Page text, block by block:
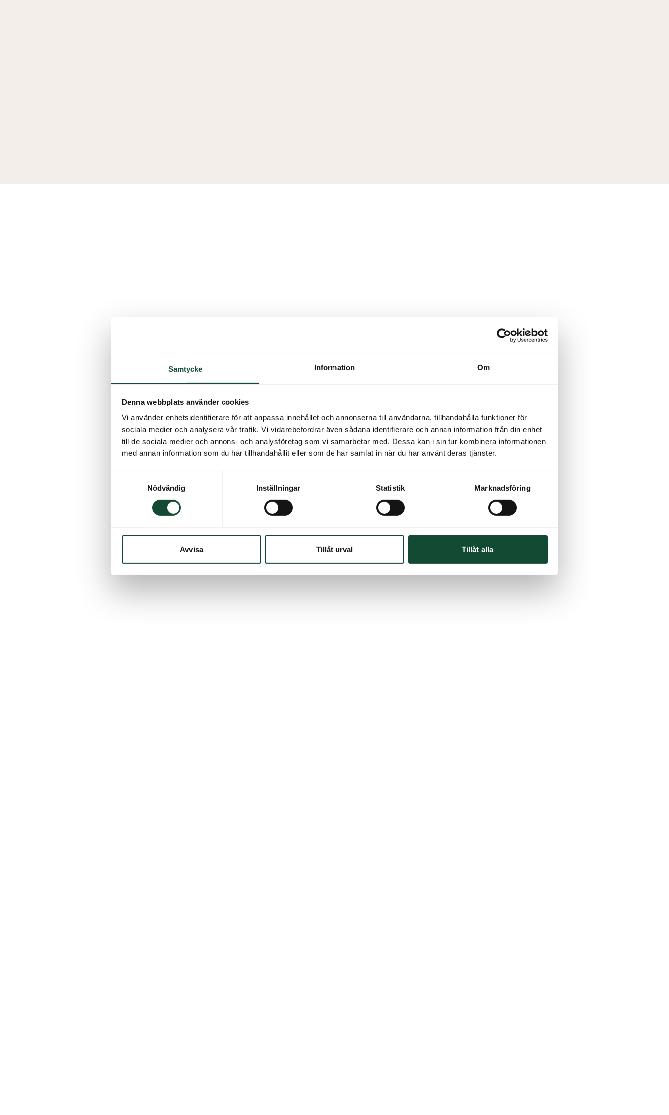
Samtycke Information Om
Denna webbplats använder cookies
Vi använder enhetsidentifierare för att anpassa innehållet och annonserna till användarna, tillhandahålla funktioner för
sociala medier och analysera vår trafik. Vi vidarebefordrar även sådana identifierare och annan information från din enhet
till de sociala medier och annons- och analysföretag som vi samarbetar med. Dessa kan i sin tur kombinera informationen
med annan information som du har tillhandahållit eller som de har samlat in när du har använt deras tjänster.
Nödvändig
Inställningar Statistik Marknadsföring
Avvisa Tillåt urval Tillåt alla